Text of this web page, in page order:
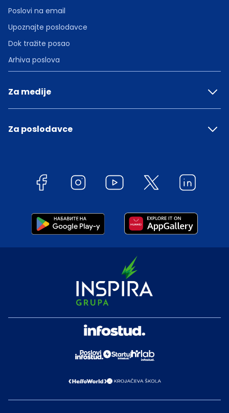
Poslovi na email
Upoznajte poslodavce
Dok tražite posao
Arhiva poslova
Za medije
Za poslodavce